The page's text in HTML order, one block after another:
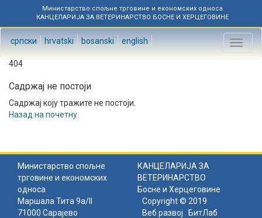
Министарство спољне трговине и економских односа
КАНЦЕЛАРИЈА ЗА ВЕТЕРИНАРСТВО БОСНЕ И ХЕРЦЕГОВИНЕ
српски hrvatski bosanski english
Toggle
404
Садржај не постоји
Садржај коју тражите не постоји.
Назад на почетну
Министарство спољне
трговине и економских
односа
КАНЦЕЛАРИЈА ЗА
ВЕТЕРИНАРСТВО
Босне и Херцеговине
Маршала Тита 9а/II
71000 Сарајево
Copyright © 2019
Веб развој : БитЛаб